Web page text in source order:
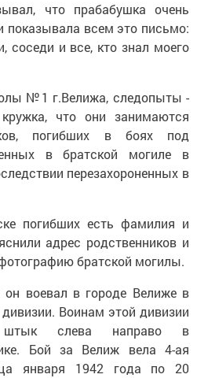
что прабабушка очень
показывала всем это письмо:
соседи и все, кто знал моего
№1 г.Велижа, следопыты -
что они занимаются
погибших в боях под
в братской могиле в
перезахороненных в
погибших есть фамилия и
адрес родственников и
братской могилы.
воевал в городе Велиже в
Воинам этой дивизии
штык слева направо в
Бой за Велиж вела 4-ая
января 1942 года по 20